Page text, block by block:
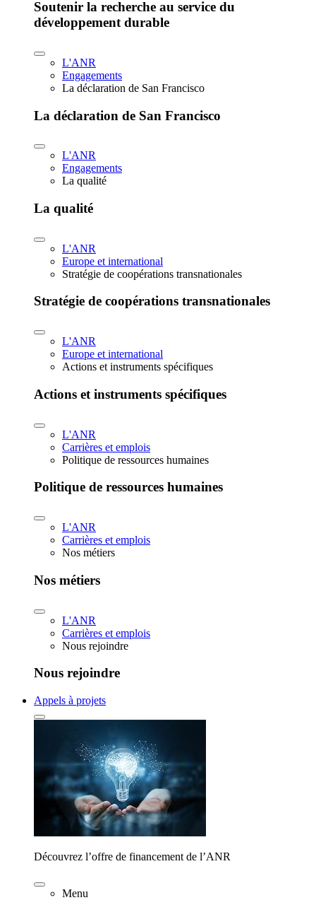
Soutenir la recherche au service du
développement durable
L'ANR
Engagements
La déclaration de San Francisco
La déclaration de San Francisco
L'ANR
Engagements
La qualité
La qualité
L'ANR
Europe et international
Stratégie de coopérations transnationales
Stratégie de coopérations transnationales
L'ANR
Europe et international
Actions et instruments spécifiques
Actions et instruments spécifiques
L'ANR
Carrières et emplois
Politique de ressources humaines
Politique de ressources humaines
L'ANR
Carrières et emplois
Nos métiers
Nos métiers
L'ANR
Carrières et emplois
Nous rejoindre
Nous rejoindre
Appels à projets
Découvrez l’offre de financement de l’ANR
Menu